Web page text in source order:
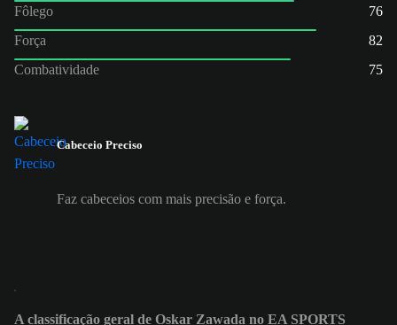
Fôlego
76
Força
82
Combatividade
75
Cabeceio Preciso
Faz cabeceios com mais precisão e força.
A classificação geral de Oskar Zawada no EA SPORTS